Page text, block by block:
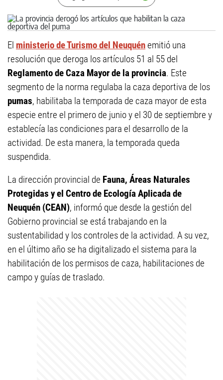
El ministerio de Turismo del Neuquénemitió una
resolución que deroga los artículos 51 al 55 del
Reglamento de Caza Mayor de la provincia. Este
segmento de la norma regulaba la caza deportiva de los
pumas, habilitaba la temporada de caza mayor de esta
especie entre el primero de junio y el 30 de septiembre y
establecía las condiciones para el desarrollo de la
actividad. De esta manera, la temporada queda
suspendida.
La dirección provincial de Fauna, Áreas Naturales
Protegidas y el Centro de Ecología Aplicada de
Neuquén (CEAN), informó que desde la gestión del
Gobierno provincial se está trabajando en la
sustentabilidad y los controles de la actividad. A su vez,
en el último año se ha digitalizado el sistema para la
habilitación de los permisos de caza, habilitaciones de
campo y guías de traslado.